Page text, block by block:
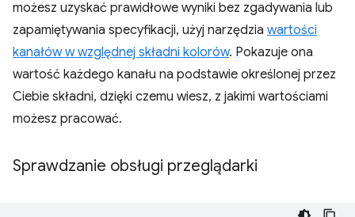
możesz uzyskać prawidłowe wyniki bez zgadywania lub
zapamiętywania specyfikacji, użyj narzędzia wartości
kanałów w względnej składni kolorów. Pokazuje ona
wartość każdego kanału na podstawie określonej przez
Ciebie składni, dzięki czemu wiesz, z jakimi wartościami
możesz pracować.
Sprawdzanie obsługi przeglądarki